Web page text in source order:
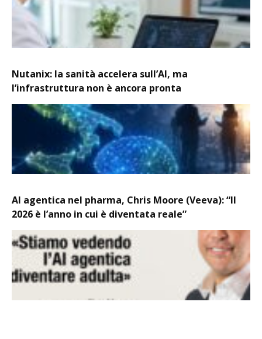
Nutanix: la sanità accelera sull’AI, ma
l’infrastruttura non è ancora pronta
AI agentica nel pharma, Chris Moore (Veeva): “Il
2026 è l’anno in cui è diventata reale”